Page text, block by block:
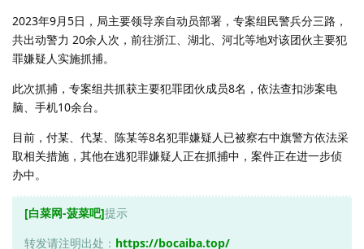
2023年9月5日，局主要领导亲自动员部署，专案组民警兵分三路，
共出动警力 20余人次，前往浙江、湖北、河北等地对该团伙主要犯
罪嫌疑人实施抓捕。
此次抓捕，专案组共抓获主要犯罪团伙成员8名，依法查扣涉案电
脑、手机10余台。
目前，付某、代某、陈某等8名犯罪嫌疑人已被察右中旗警方依法采
取相关措施，其他在逃犯罪嫌疑人正在抓捕中，案件正在进一步侦
办中。
[白菜网-菠菜吧]提示
转发请注明出处： https://bocaiba.top/